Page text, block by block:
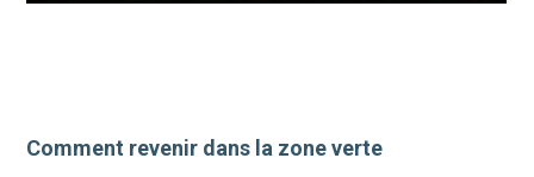
Comment revenir dans la zone verte